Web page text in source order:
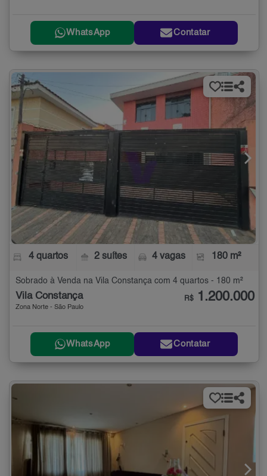
WhatsApp Contatar
4 quartos 2 suítes 4 vagas 180 m²
Sobrado à Venda na Vila Constança com 4 quartos - 180 m²
Vila Constança
Zona Norte - São Paulo
R$ 1.200.000
WhatsApp Contatar